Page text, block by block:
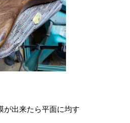
が出来たら平面に均す